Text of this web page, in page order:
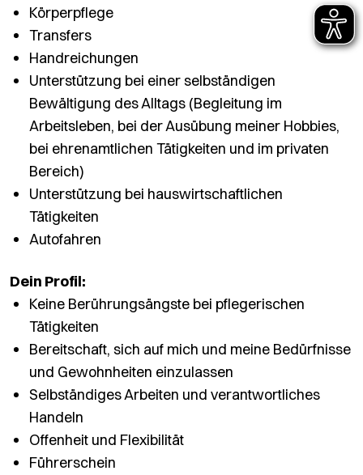
Körperpflege
Transfers
Handreichungen
Unterstützung bei einer selbständigen
Bewältigung des Alltags (Begleitung im
Arbeitsleben, bei der Ausübung meiner Hobbies,
bei ehrenamtlichen Tätigkeiten und im privaten
Bereich)
Unterstützung bei hauswirtschaftlichen
Tätigkeiten
Autofahren
Dein Profil:
Keine Berührungsängste bei pflegerischen
Tätigkeiten
Bereitschaft, sich auf mich und meine Bedürfnisse
und Gewohnheiten einzulassen
Selbständiges Arbeiten und verantwortliches
Handeln
Offenheit und Flexibilität
Führerschein